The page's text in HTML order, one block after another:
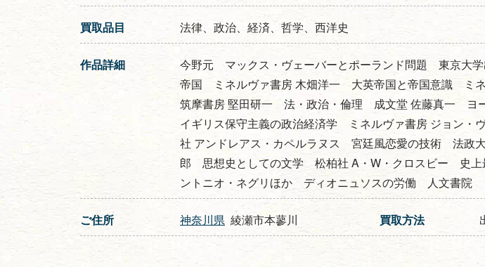
買取品目 法律、政治、経済、哲学、西洋史
作品詳細
今野元 マックス・ヴェーバーとポーランド問題 東京大
帝国 ミネルヴァ書房 木畑洋一 大英帝国と帝国意識 ミ
筑摩書房 堅田研一 法・政治・倫理 成文堂 佐藤真一 ヨ
イギリス保守主義の政治経済学 ミネルヴァ書房 ジョン
社 アンドレアス・カペルラヌス 宮廷風恋愛の技術 法政
郎 思想史としての文学 松柏社 A・W・クロスビー 史上
ントニオ・ネグリほか ディオニュソスの労働 人文書院
ご住所 神奈川県 綾瀬市本蓼川 買取方法